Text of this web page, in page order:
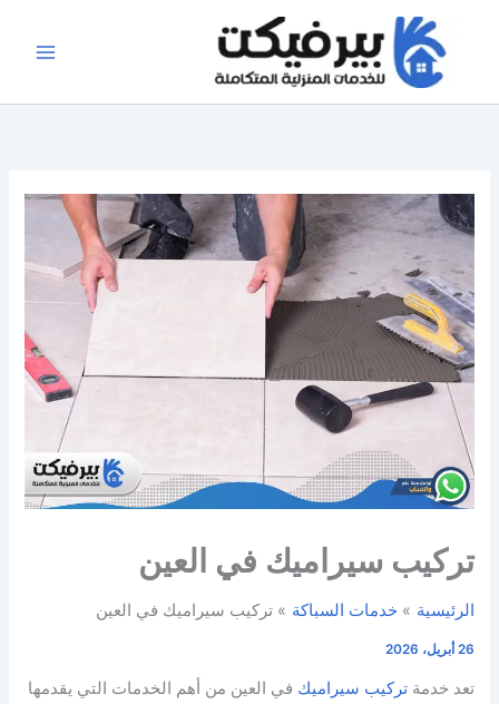
المحتوى
تركيب سيراميك في العين
الرئيسية خدمات السباكة تركيب سيراميك في العين
26 أبريل، 2026
تعد خدمةتركيب سيراميك في العين من أهم الخدمات التي يقدمها